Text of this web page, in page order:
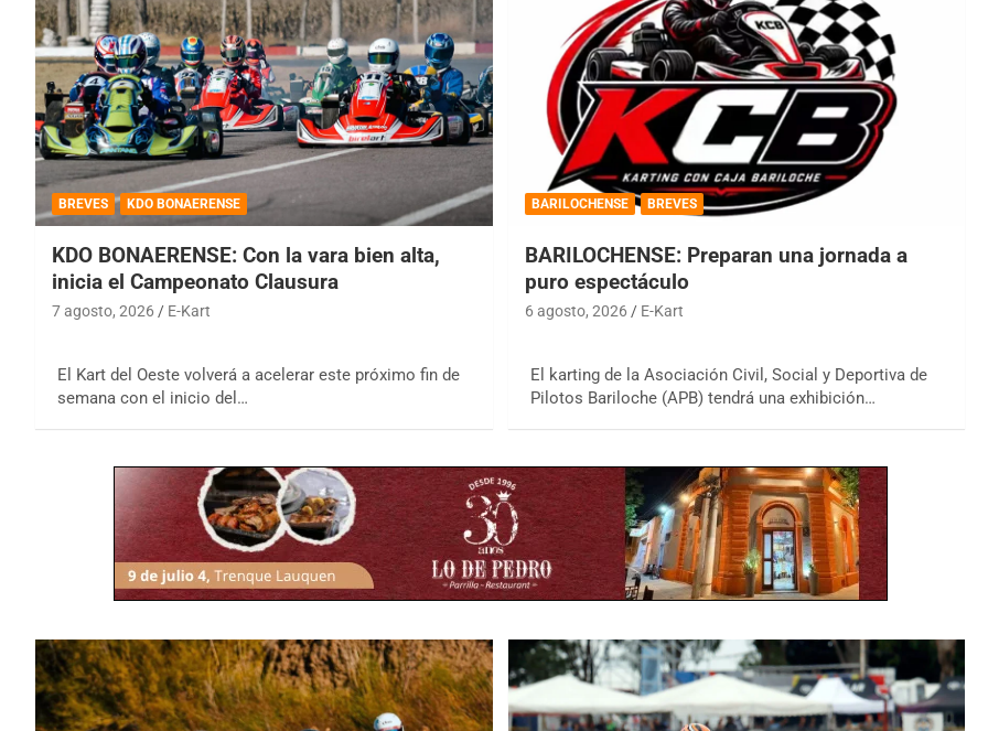
BREVES KDO BONAERENSE
KDO BONAERENSE: Con la vara bien alta,
inicia el Campeonato Clausura
7 agosto, 2026 E-Kart
El Kart del Oeste volverá a acelerar este próximo fin de
semana con el inicio del…
BARILOCHENSE BREVES
BARILOCHENSE: Preparan una jornada a
puro espectáculo
6 agosto, 2026 E-Kart
El karting de la Asociación Civil, Social y Deportiva de
Pilotos Bariloche (APB) tendrá una exhibición…